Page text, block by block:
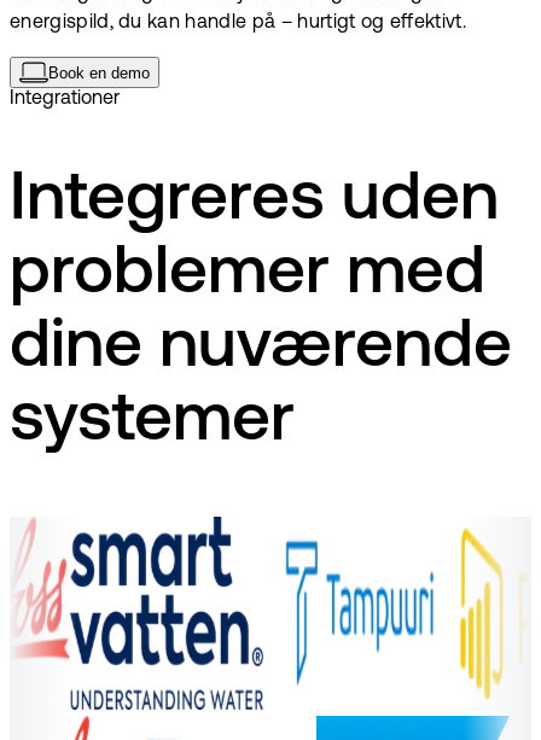
energispild, du kan handle på – hurtigt og effektivt.
Book en demo
Integrationer
Integreres uden
problemer med
dine nuværende
systemer